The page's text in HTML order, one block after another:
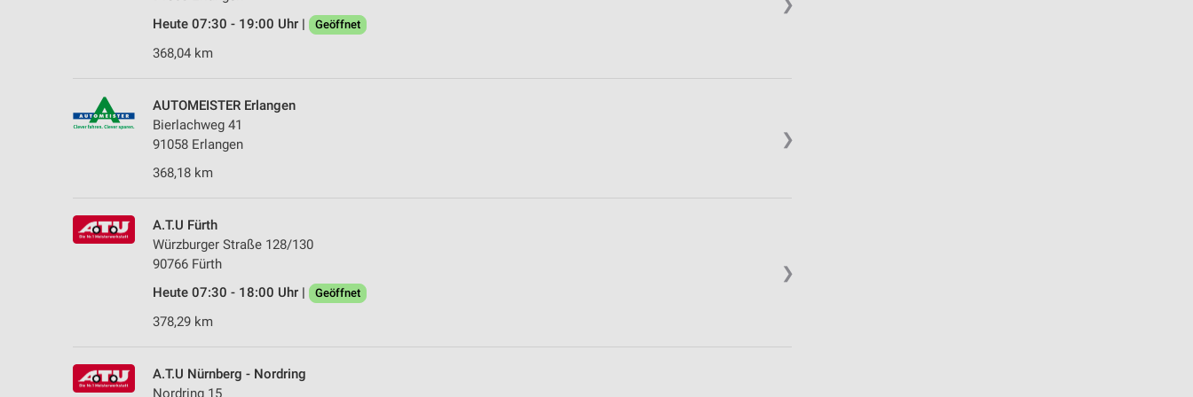
❯
Heute 07:30 - 19:00 Uhr |
Geöffnet
368,04 km
❯
AUTOMEISTER Erlangen
Bierlachweg 41
91058 Erlangen
368,18 km
❯
A.T.U Fürth
Würzburger Straße 128/130
90766 Fürth
Heute 07:30 - 18:00 Uhr |
Geöffnet
378,29 km
A.T.U Nürnberg - Nordring
Nordring 15